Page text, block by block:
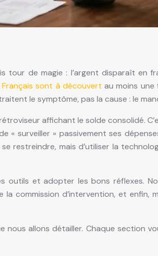
de magie : l’argent disparaît en
sont à découvert au moins une
le symptôme, pas la cause : le
affichant le solde consolidé.
surveiller » passivement ses
restreindre, mais d’utiliser la
outils et adopter les bons réflexes.
commission d’intervention, et
allons détailler. Chaque section